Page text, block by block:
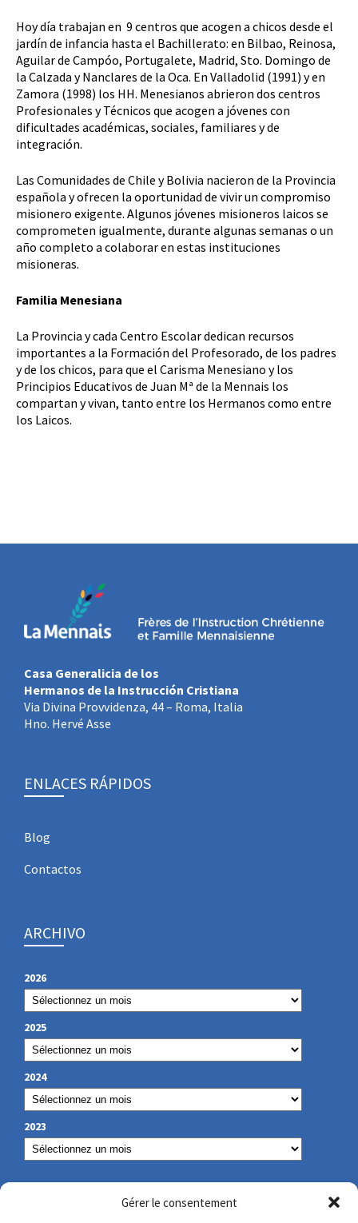
Gérer le consentement
Hoy día trabajan en 9 centros que acogen a chicos desde el
jardín de infancia hasta el Bachillerato: en Bilbao, Reinosa,
Aguilar de Campóo, Portugalete, Madrid, Sto. Domingo de
la Calzada y Nanclares de la Oca. En Valladolid (1991) y en
Zamora (1998) los HH. Menesianos abrieron dos centros
Profesionales y Técnicos que acogen a jóvenes con
dificultades académicas, sociales, familiares y de
integración.
Las Comunidades de Chile y Bolivia nacieron de la Provincia
española y ofrecen la oportunidad de vivir un compromiso
misionero exigente. Algunos jóvenes misioneros laicos se
comprometen igualmente, durante algunas semanas o un
año completo a colaborar en estas instituciones
misioneras.
Familia Menesiana
La Provincia y cada Centro Escolar dedican recursos
importantes a la Formación del Profesorado, de los padres
y de los chicos, para que el Carisma Menesiano y los
Principios Educativos de Juan Mª de la Mennais los
compartan y vivan, tanto entre los Hermanos como entre
los Laicos.
Casa Generalicia de los
Hermanos de la Instrucción Cristiana
Via Divina Provvidenza, 44 – Roma, Italia
Hno. Hervé Asse
ENLACES RÁPIDOS
Blog
Contactos
ARCHIVO
2026
2025
2024
2023
NUESTROS DATOS DE CONTACTO